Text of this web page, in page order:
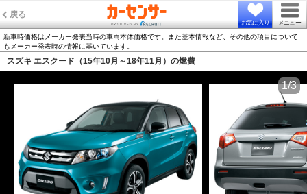
戻る
お気に入り メニュー
新車時価格はメーカー発表当時の車両本体価格です。また基本情報など、その他の項目について
もメーカー発表時の情報に基いています。
スズキ エスクード（15年10月～18年11月）の燃費
1/3